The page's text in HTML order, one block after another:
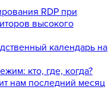
RDP при
высокого
календарь на
кто, где, когда?
нам последний месяц